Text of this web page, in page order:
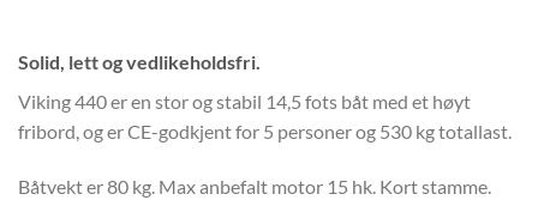
Solid, lett og vedlikeholdsfri.
Viking 440 er en stor og stabil 14,5 fots båt med et høyt
fribord, og er CE-godkjent for 5 personer og 530 kg totallast.
Båtvekt er 80 kg. Max anbefalt motor 15 hk. Kort stamme.